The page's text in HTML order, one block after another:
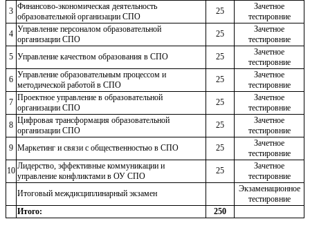
3 Финансово-экономическая деятельность
образовательной организации СПО
25
Зачетное
тестировние
4 Управление персоналом образовательной
организации СПО
25
Зачетное
тестировние
5 Управление качеством образования в СПО 25
Зачетное
тестировние
6 Управление образовательным процессом и
методической работой в СПО
25
Зачетное
тестировние
7 Проектное управление в образовательной
организации СПО
25
Зачетное
тестировние
8 Цифровая трансформация образовательной
организации СПО
25
Зачетное
тестировние
9 Маркетинг и связи с общественностью в СПО 25
Зачетное
тестировние
10 Лидерство, эффективные коммуникации и
управление конфликтами в ОУ СПО
25
Зачетное
тестировние
Итоговый междисциплинарный экзамен
Экзаменационное
тестировние
Итого:
250